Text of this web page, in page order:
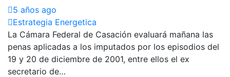
5 años ago
Estrategia Energetica
La Cámara Federal de Casación evaluará mañana las
penas aplicadas a los imputados por los episodios del
19 y 20 de diciembre de 2001, entre ellos el ex
secretario de…